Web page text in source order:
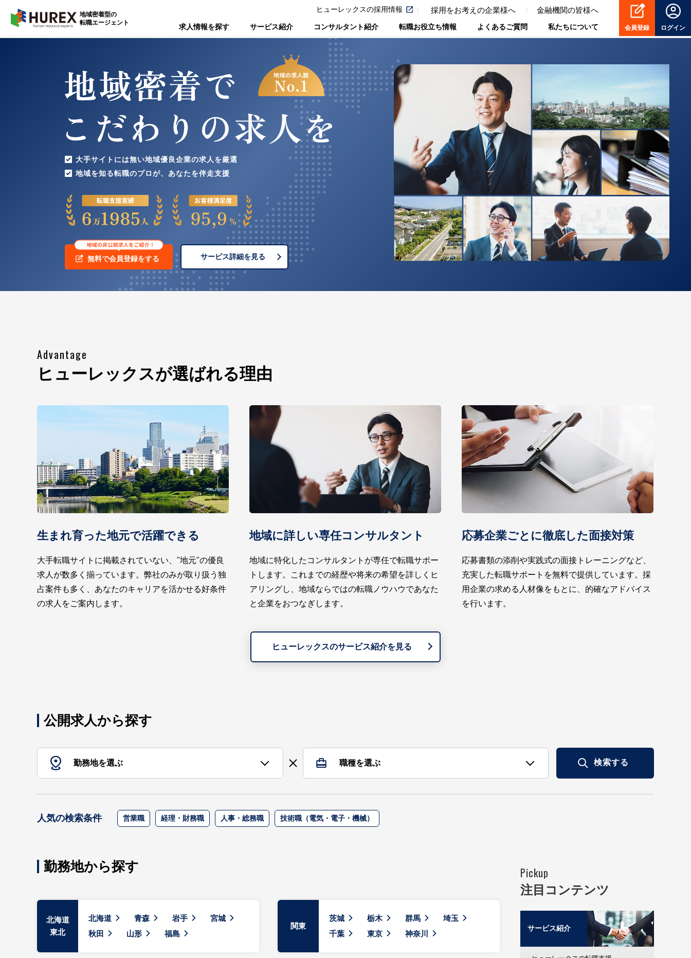
HUREX
地域密着型の
転職エージェント
ヒューレックスの採用情報 採用をお考えの企業様へ 金融機関の皆様へ
求人情報を探す サービス紹介 コンサルタント紹介 転職お役立ち情報 よくあるご質問 私たちについて 会員登録 ログイン
大手サイトには無い地域優良企業の求人を厳選
地域を知る転職のプロが、 あなたを伴走支援
無料で会員登録をする サービス詳細を見る
Advantage
ヒューレックスが選ばれる理由
生まれ育った地元で活躍できる
大手転職サイトに掲載されていない、"地元"の優良
求人が数多く揃っています。弊社のみが取り扱う独
占案件も多く、あなたのキャリアを活かせる好条件
の求人をご案内します。
地域に詳しい専任コンサルタント
地域に特化したコンサルタントが専任で転職サポー
トします。これまでの経歴や将来の希望を詳しくヒ
アリングし、地域ならではの転職ノウハウであなた
と企業をおつなぎします。
応募企業ごとに徹底した面接対策
応募書類の添削や実践式の面接トレーニングなど、
充実した転職サポートを無料で提供しています。採
用企業の求める人材像をもとに、的確なアドバイス
を行います。
ヒューレックスのサービス紹介を見る
公開求人から探す
勤務地を選ぶ 職種を選ぶ 検索する
人気の検索条件 営業職 経理・財務職 人事・総務職 技術職（電気・電子・機械）
勤務地から探す
北海道
東北
北海道 青森 岩手
宮城
秋田
山形 福島
関東
茨城 栃木 群馬
埼玉
千葉
東京 神奈川
Pickup
注目コンテンツ
サービス紹介